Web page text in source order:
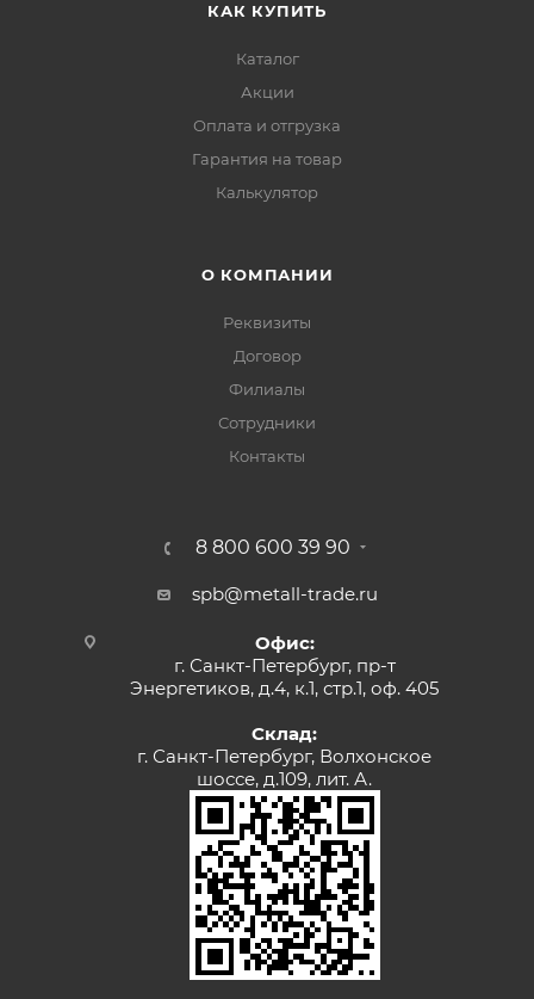
КАК КУПИТЬ
Каталог
Акции
Оплата и отгрузка
Гарантия на товар
Калькулятор
О КОМПАНИИ
Реквизиты
Договор
Филиалы
Сотрудники
Контакты
8 800 600 39 90
spb@metall-trade.ru
Офис:
г. Санкт-Петербург, пр-т
Энергетиков, д.4, к.1, стр.1, оф. 405
Склад:
г. Санкт-Петербург, Волхонское
шоссе, д.109, лит. А.